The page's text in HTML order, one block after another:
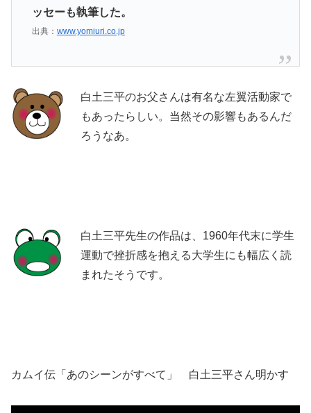
ッセーも執筆した。
出典： www.yomiuri.co.jp
白土三平のお父さんは有名な左翼活動家で
もあったらしい。当然その影響もあるんだ
ろうなあ。
白土三平先生の作品は、1960年代末に学生
運動で挫折感を抱える大学生にも幅広く読
まれたそうです。
カムイ伝「あのシーンがすべて」 白土三平さん明かす